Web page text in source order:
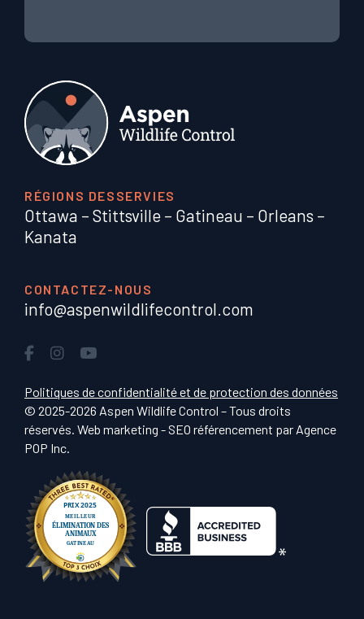
RÉGIONS DESSERVIES
Ottawa – Stittsville – Gatineau – Orleans –
Kanata
CONTACTEZ-NOUS
info@aspenwildlifecontrol.com
Politiques de confidentialité et de protection des données
© 2025-2026 Aspen Wildlife Control – Tous droits
réservés. Web marketing - SEO référencement par Agence
POP Inc